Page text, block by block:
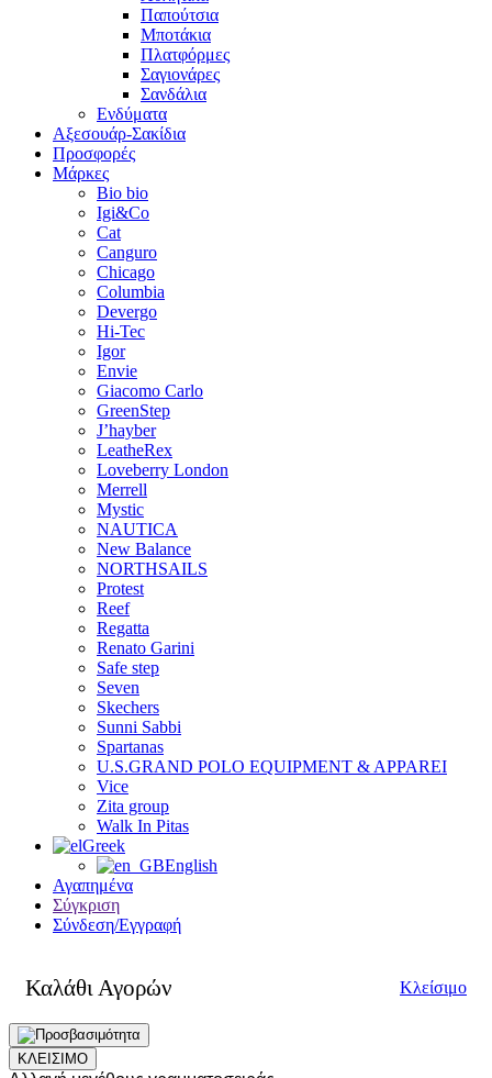
Παπούτσια
Μποτάκια
Πλατφόρμες
Σαγιονάρες
Σανδάλια
Ενδύματα
Αξεσουάρ-Σακίδια
Προσφορές
Μάρκες
Bio bio
Igi&Co
Cat
Canguro
Chicago
Columbia
Devergo
Hi-Tec
Igor
Envie
Giacomo Carlo
GreenStep
J’hayber
LeatheRex
Loveberry London
Merrell
Mystic
NAUTICA
New Balance
NORTHSAILS
Protest
Reef
Regatta
Renato Garini
Safe step
Seven
Skechers
Sunni Sabbi
Spartanas
U.S.GRAND POLO EQUIPMENT & APPAREI
Vice
Zita group
Walk In Pitas
Greek
English
Αγαπημένα
Σύγκριση
Σύνδεση/Εγγραφή
Καλάθι Αγορών Κλείσιμο
ΚΛΕΙΣΙΜΟ